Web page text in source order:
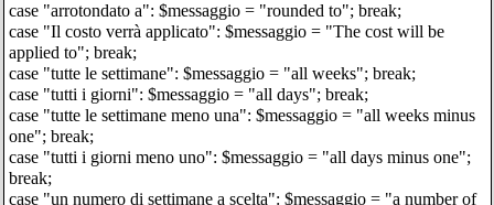
case "arrotondato a": $messaggio = "rounded to"; break;
case "Il costo verrà applicato": $messaggio = "The cost will be
applied to"; break;
case "tutte le settimane": $messaggio = "all weeks"; break;
case "tutti i giorni": $messaggio = "all days"; break;
case "tutte le settimane meno una": $messaggio = "all weeks minus
one"; break;
case "tutti i giorni meno uno": $messaggio = "all days minus one";
break;
case "un numero di settimane a scelta": $messaggio = "a number of